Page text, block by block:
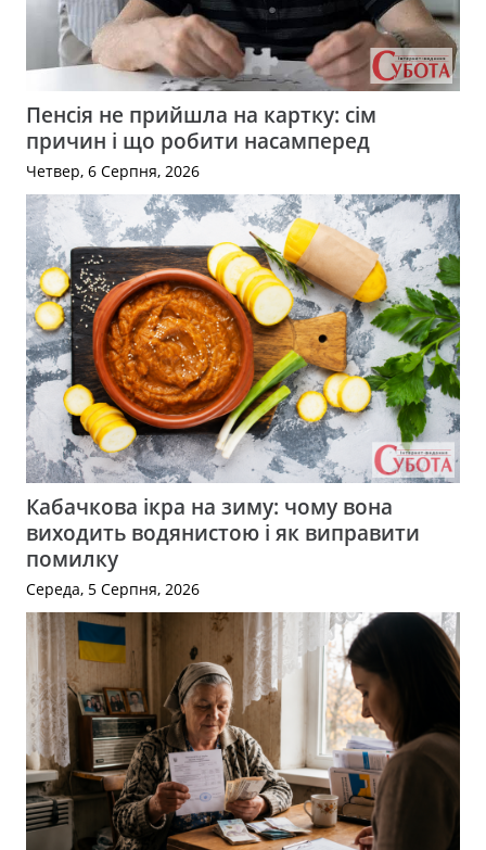
Пенсія не прийшла на картку: сім
причин і що робити насамперед
Четвер, 6 Серпня, 2026
Кабачкова ікра на зиму: чому вона
виходить водянистою і як виправити
помилку
Середа, 5 Серпня, 2026